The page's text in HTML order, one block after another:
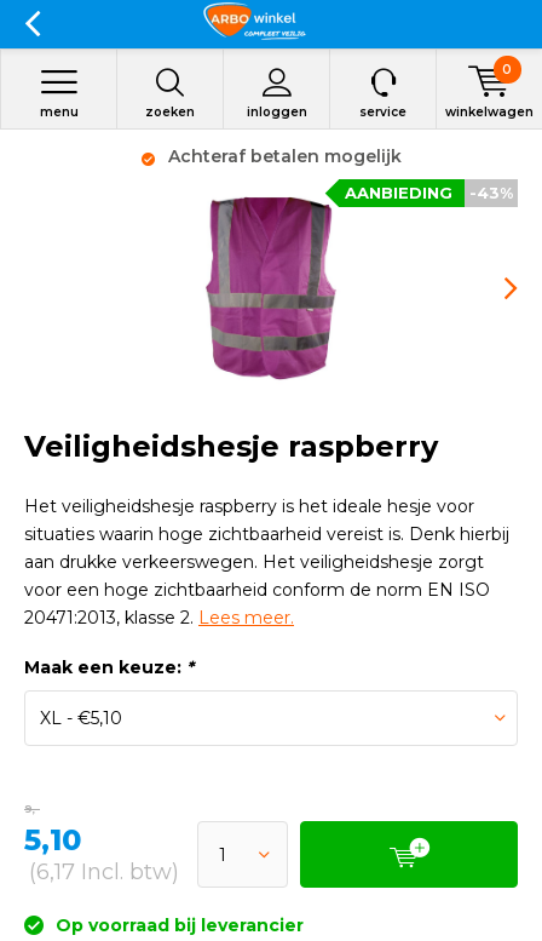
zoeken inloggen
menu service winkelwagen
0
Achteraf betalen mogelijk
-43%
AANBIEDING
Veiligheidshesje raspberry
Het veiligheidshesje raspberry is het ideale hesje voor
situaties waarin hoge zichtbaarheid vereist is. Denk hierbij
aan drukke verkeerswegen. Het veiligheidshesje zorgt
voor een hoge zichtbaarheid conform de norm EN ISO
20471:2013, klasse 2. Lees meer.
Maak een keuze: *
9,-
5,10
(6,17 Incl. btw)
Op voorraad bij leverancier